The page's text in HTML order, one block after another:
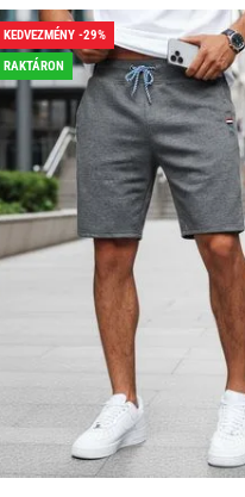
KEDVEZMÉNY -29%
RAKTÁRON